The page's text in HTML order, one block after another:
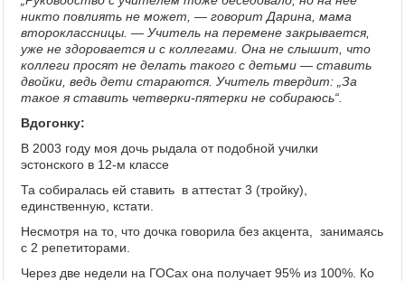
никто повлиять не может, — говорит Дарина, мама
второклассницы. — Учитель на перемене закрывается,
уже не здоровается и с коллегами. Она не слышит, что
коллеги просят не делать такого с детьми — ставить
двойки, ведь дети стараются. Учитель твердит: „За
такое я ставить четверки-пятерки не собираюсь“.
Вдогонку:
В 2003 году моя дочь рыдала от подобной училки
эстонского в 12-м классе
Та собиралась ей ставить в аттестат 3 (тройку),
единственную, кстати.
Несмотря на то, что дочка говорила без акцента, занимаясь
с 2 репетиторами.
Через две недели на ГОСах она получает 95% из 100%. Ко